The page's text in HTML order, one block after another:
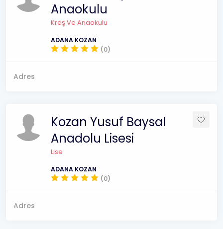
Anaokulu
Kreş Ve Anaokulu
ADANA KOZAN
(0)
Adres
Kozan Yusuf Baysal
Anadolu Lisesi
Lise
ADANA KOZAN
(0)
Adres